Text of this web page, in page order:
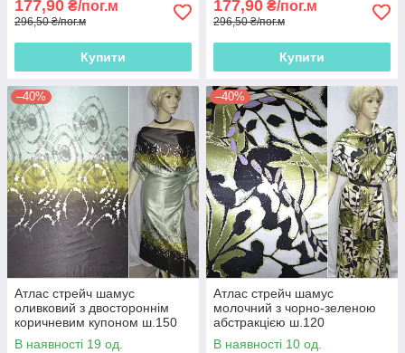
177,90 ₴/пог.м
296,50 ₴/пог.м
Купити
177,90 ₴/пог.м
296,50 ₴/пог.м
Купити
–40%
Атлас стрейч шамус
оливковий з двостороннім
коричневим купоном ш.150
В наявності 19 од.
–40%
Атлас стрейч шамус
молочний з чорно-зеленою
абстракцією ш.120
В наявності 10 од.